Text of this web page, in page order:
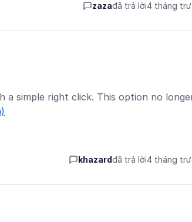
zazađã trả lời4 tháng
simple right click. This option no
khazardđã trả lời4 tháng